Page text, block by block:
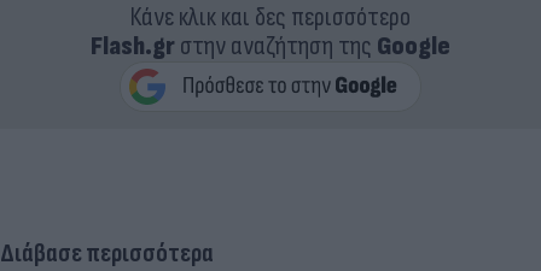
Κάνε κλικ και δες περισσότερο
Flash.grστην αναζήτηση της Google
Διάβασε περισσότερα